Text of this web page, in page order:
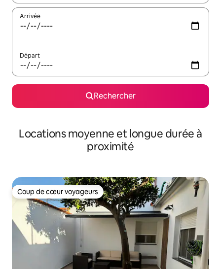
Arrivée
Départ
Rechercher
Locations moyenne et longue durée à
proximité
Coup de cœur voyageurs
Coup de cœur voyageurs